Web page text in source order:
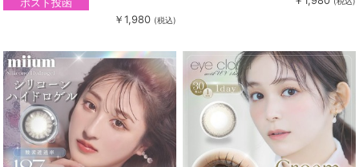
￥1,980 (税込)